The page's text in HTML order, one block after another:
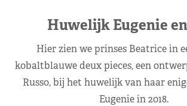
Huwelijk Eugenie
Hier zien we prinses Beatrice in
kobaltblauwe deux pieces, een
Russo, bij het huwelijk van haar
Eugenie in 2018.